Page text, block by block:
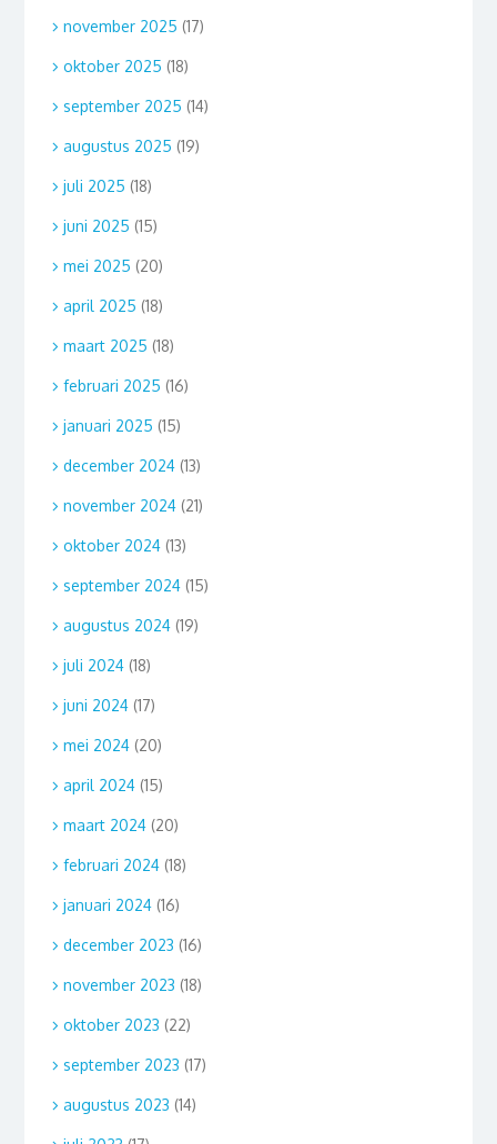
november 2025 (17)
oktober 2025 (18)
september 2025 (14)
augustus 2025 (19)
juli 2025 (18)
juni 2025 (15)
mei 2025 (20)
april 2025 (18)
maart 2025 (18)
februari 2025 (16)
januari 2025 (15)
december 2024(13)
november 2024(21)
oktober 2024(13)
september 2024(15)
augustus 2024(19)
juli 2024(18)
juni 2024(17)
mei 2024(20)
april 2024(15)
maart 2024(20)
februari 2024(18)
januari 2024(16)
december 2023 (16)
november 2023 (18)
oktober 2023 (22)
september 2023 (17)
augustus 2023 (14)